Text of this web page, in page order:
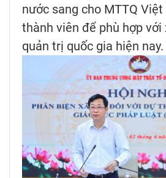
nước sang cho MTTQ
thành viên để phù hợp
quản trị quốc gia hiện nay.